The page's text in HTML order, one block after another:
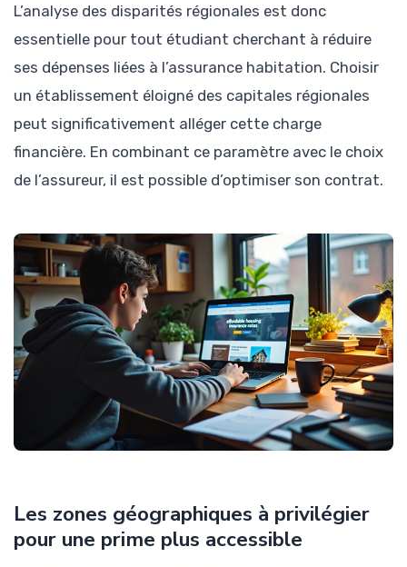
L’analyse des disparités régionales est donc
essentielle pour tout étudiant cherchant à réduire
ses dépenses liées à l’assurance habitation. Choisir
un établissement éloigné des capitales régionales
peut significativement alléger cette charge
financière. En combinant ce paramètre avec le choix
de l’assureur, il est possible d’optimiser son contrat.
Les zones géographiques à privilégier
pour une prime plus accessible